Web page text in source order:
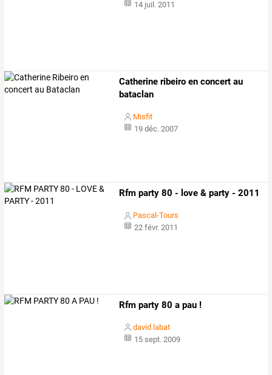
14 juil. 2011
Catherine ribeiro en concert au
bataclan
Misfit
19 déc. 2007
Rfm party 80 - love & party - 2011
Pascal-Tours
22 févr. 2011
Rfm party 80 a pau !
david labat
15 sept. 2009